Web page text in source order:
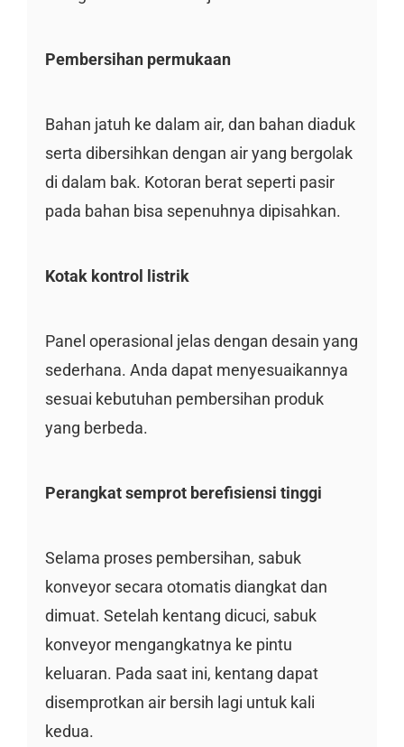
Pembersihan permukaan
Bahan jatuh ke dalam air, dan bahan diaduk
serta dibersihkan dengan air yang bergolak
di dalam bak. Kotoran berat seperti pasir
pada bahan bisa sepenuhnya dipisahkan.
Kotak kontrol listrik
Panel operasional jelas dengan desain yang
sederhana. Anda dapat menyesuaikannya
sesuai kebutuhan pembersihan produk
yang berbeda.
Perangkat semprot berefisiensi tinggi
Selama proses pembersihan, sabuk
konveyor secara otomatis diangkat dan
dimuat. Setelah kentang dicuci, sabuk
konveyor mengangkatnya ke pintu
keluaran. Pada saat ini, kentang dapat
disemprotkan air bersih lagi untuk kali
kedua.